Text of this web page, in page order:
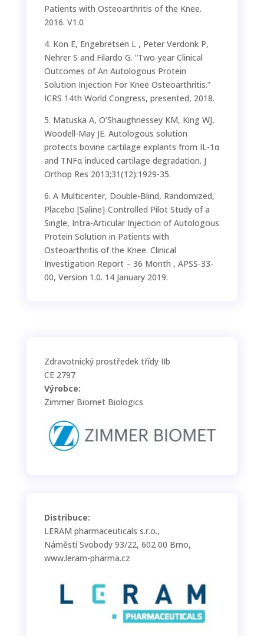
Patients with Osteoarthritis of the Knee.
2016. V1.0
4. Kon E, Engebretsen L , Peter Verdonk P,
Nehrer S and Filardo G. “Two-year Clinical
Outcomes of An Autologous Protein
Solution Injection For Knee Osteoarthritis.”
ICRS 14th World Congress, presented, 2018.
5. Matuska A, O’Shaughnessey KM, King WJ,
Woodell-May JE. Autologous solution
protects bovine cartilage explants from IL-1α
and TNFα induced cartilage degradation. J
Orthop Res 2013;31(12):1929-35.
6. A Multicenter, Double-Blind, Randomized,
Placebo [Saline]-Controlled Pilot Study of a
Single, Intra-Articular Injection of Autologous
Protein Solution in Patients with
Osteoarthritis of the Knee. Clinical
Investigation Report – 36 Month , APSS-33-
00, Version 1.0. 14 January 2019.
Zdravotnický prostředek třídy IIb
CE 2797
Výrobce:
Zimmer Biomet Biologics
Distribuce:
LERAM pharmaceuticals s.r.o.,
Náměstí Svobody 93/22, 602 00 Brno,
www.leram-pharma.cz